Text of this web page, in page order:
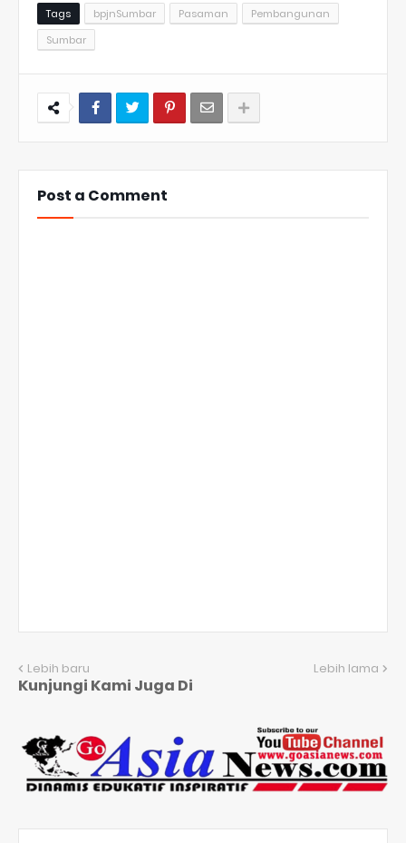
Tags bpjnSumbar Pasaman
Pembangunan
Sumbar
Post a Comment
Lebih baru Lebih lama
Kunjungi Kami Juga Di